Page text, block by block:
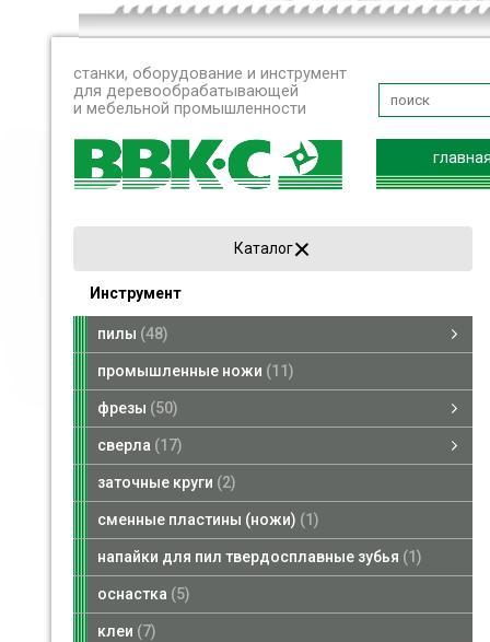
станки, оборудование и инструмент
для деревообрабатывающей
и мебельной промышленности
главная
Каталог
Инструмент
пилы 48
промышленные ножи 11
фрезы 50
сверла 17
заточные круги 2
сменные пластины (ножи) 1
напайки для пил твердосплавные зубья 1
оснастка 5
клеи 7